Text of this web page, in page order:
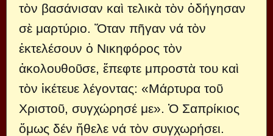
τὸν βασάνισαν καὶ τελικὰ τὸν ὁδήγησαν
σὲ μαρτύριο. Ὅταν πῆγαν νά τὸν
ἐκτελέσουν ὁ Νικηφόρος τὸν
ἀκολουθοῦσε, ἔπεφτε μπροστὰ του καὶ
τὸν ἱκέτευε λέγοντας: «Μάρτυρα τοῦ
Χριστοῦ, συγχώρησέ με». Ὁ Σαπρίκιος
ὅμως δέν ἤθελε νά τὸν συγχωρήσει.